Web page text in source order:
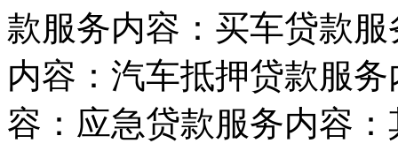
款服务内容：买车贷款
内容：汽车抵押贷款服
容：应急贷款服务内容